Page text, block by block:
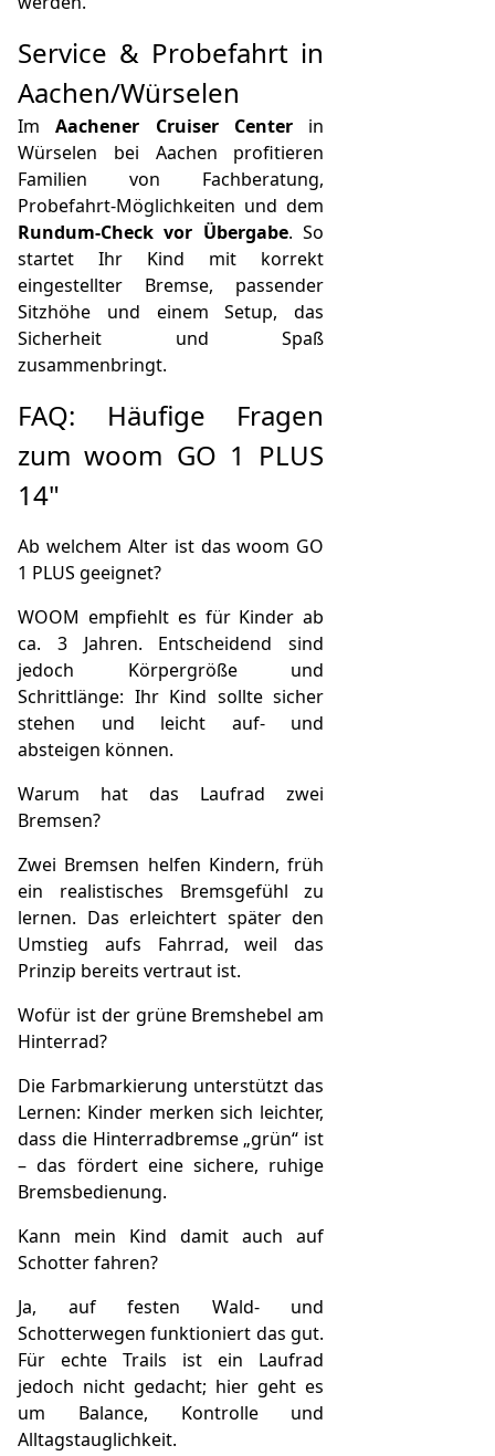
Service & Probefahrt in
Aachen/Würselen
ImAachener Cruiser Centerin
Würselen bei Aachen profitieren
Familien von Fachberatung,
Probefahrt-Möglichkeiten und dem
Rundum-Check vor Übergabe. So
startet Ihr Kind mit korrekt
eingestellter Bremse, passender
Sitzhöhe und einem Setup, das
Sicherheit und Spaß
zusammenbringt.
FAQ: Häufige Fragen
zum woom GO 1 PLUS
14"
Ab welchem Alter ist das woom GO
1 PLUS geeignet?
WOOM empfiehlt es für Kinder ab
ca. 3 Jahren. Entscheidend sind
jedoch Körpergröße und
Schrittlänge: Ihr Kind sollte sicher
stehen und leicht auf- und
absteigen können.
Warum hat das Laufrad zwei
Bremsen?
Zwei Bremsen helfen Kindern, früh
ein realistisches Bremsgefühl zu
lernen. Das erleichtert später den
Umstieg aufs Fahrrad, weil das
Prinzip bereits vertraut ist.
Wofür ist der grüne Bremshebel am
Hinterrad?
Die Farbmarkierung unterstützt das
Lernen: Kinder merken sich leichter,
dass die Hinterradbremse „grün“ ist
– das fördert eine sichere, ruhige
Bremsbedienung.
Kann mein Kind damit auch auf
Schotter fahren?
Ja, auf festen Wald- und
Schotterwegen funktioniert das gut.
Für echte Trails ist ein Laufrad
jedoch nicht gedacht; hier geht es
um Balance, Kontrolle und
Alltagstauglichkeit.